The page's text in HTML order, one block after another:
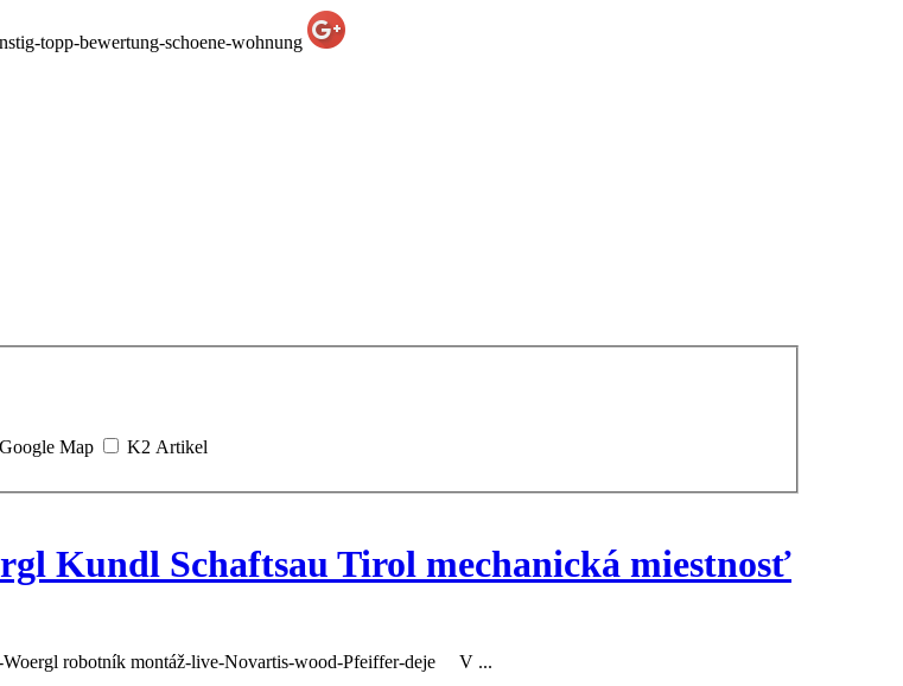
Google Map
K2 Artikel
Kundl Schaftsau Tirol mechanická miestnosť
robotník montáž-live-Novartis-wood-Pfeiffer-deje V ...